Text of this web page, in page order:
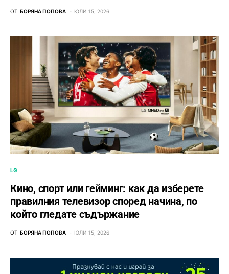
ОТ БОРЯНА ПОПОВА ЮЛИ 15, 2026
LG
Кино, спорт или гейминг: как да изберете
правилния телевизор според начина, по
който гледате съдържание
ОТ БОРЯНА ПОПОВА ЮЛИ 15, 2026